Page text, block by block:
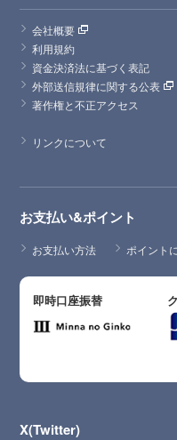
会社概要
利用規約
資金決済法に基づく表記
外部送信規律に関する公表
著作権と不正アクセス
リンクについて
お支払い&ポイント
お支払い方法 ポイント
即時口座振替
X(Twitter)